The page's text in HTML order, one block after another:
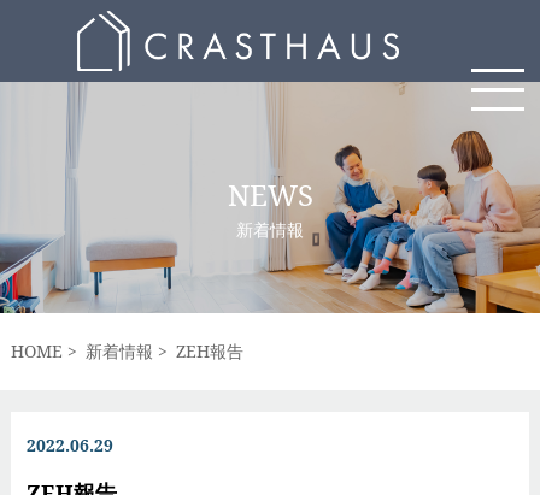
NEWS
新着情報
HOME 新着情報 ZEH報告
2022.06.29